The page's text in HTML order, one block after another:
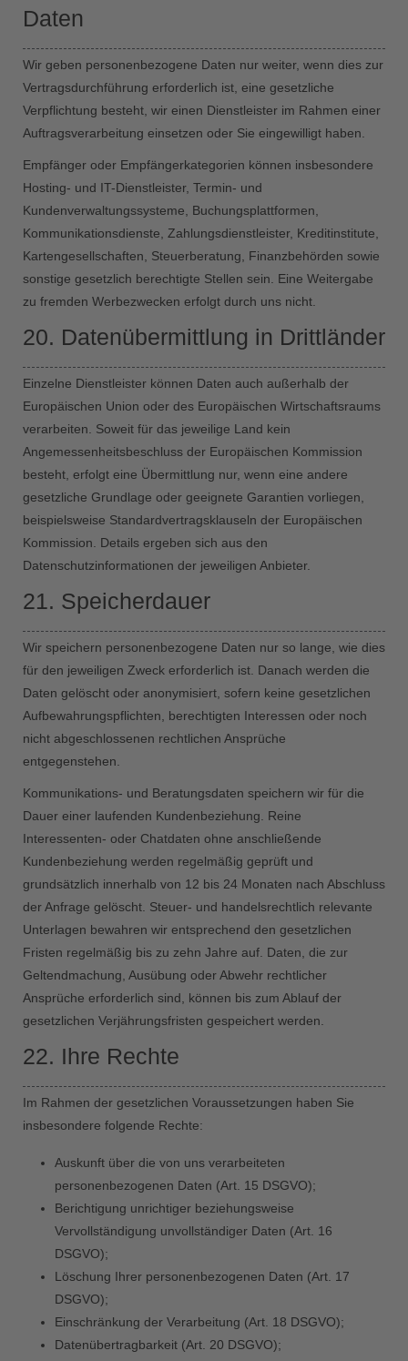
Daten
Wir geben personenbezogene Daten nur weiter, wenn dies zur
Vertragsdurchführung erforderlich ist, eine gesetzliche
Verpflichtung besteht, wir einen Dienstleister im Rahmen einer
Auftragsverarbeitung einsetzen oder Sie eingewilligt haben.
Empfänger oder Empfängerkategorien können insbesondere
Hosting- und IT-Dienstleister, Termin- und
Kundenverwaltungssysteme, Buchungsplattformen,
Kommunikationsdienste, Zahlungsdienstleister, Kreditinstitute,
Kartengesellschaften, Steuerberatung, Finanzbehörden sowie
sonstige gesetzlich berechtigte Stellen sein. Eine Weitergabe
zu fremden Werbezwecken erfolgt durch uns nicht.
20. Datenübermittlung in Drittländer
Einzelne Dienstleister können Daten auch außerhalb der
Europäischen Union oder des Europäischen Wirtschaftsraums
verarbeiten. Soweit für das jeweilige Land kein
Angemessenheitsbeschluss der Europäischen Kommission
besteht, erfolgt eine Übermittlung nur, wenn eine andere
gesetzliche Grundlage oder geeignete Garantien vorliegen,
beispielsweise Standardvertragsklauseln der Europäischen
Kommission. Details ergeben sich aus den
Datenschutzinformationen der jeweiligen Anbieter.
21. Speicherdauer
Wir speichern personenbezogene Daten nur so lange, wie dies
für den jeweiligen Zweck erforderlich ist. Danach werden die
Daten gelöscht oder anonymisiert, sofern keine gesetzlichen
Aufbewahrungspflichten, berechtigten Interessen oder noch
nicht abgeschlossenen rechtlichen Ansprüche
entgegenstehen.
Kommunikations- und Beratungsdaten speichern wir für die
Dauer einer laufenden Kundenbeziehung. Reine
Interessenten- oder Chatdaten ohne anschließende
Kundenbeziehung werden regelmäßig geprüft und
grundsätzlich innerhalb von 12 bis 24 Monaten nach Abschluss
der Anfrage gelöscht. Steuer- und handelsrechtlich relevante
Unterlagen bewahren wir entsprechend den gesetzlichen
Fristen regelmäßig bis zu zehn Jahre auf. Daten, die zur
Geltendmachung, Ausübung oder Abwehr rechtlicher
Ansprüche erforderlich sind, können bis zum Ablauf der
gesetzlichen Verjährungsfristen gespeichert werden.
22. Ihre Rechte
Im Rahmen der gesetzlichen Voraussetzungen haben Sie
insbesondere folgende Rechte:
Auskunft über die von uns verarbeiteten
personenbezogenen Daten (Art. 15 DSGVO);
Berichtigung unrichtiger beziehungsweise
Vervollständigung unvollständiger Daten (Art. 16
DSGVO);
Löschung Ihrer personenbezogenen Daten (Art. 17
DSGVO);
Einschränkung der Verarbeitung (Art. 18 DSGVO);
Datenübertragbarkeit (Art. 20 DSGVO);